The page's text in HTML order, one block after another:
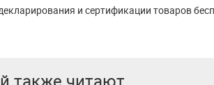
и сертификации товаров